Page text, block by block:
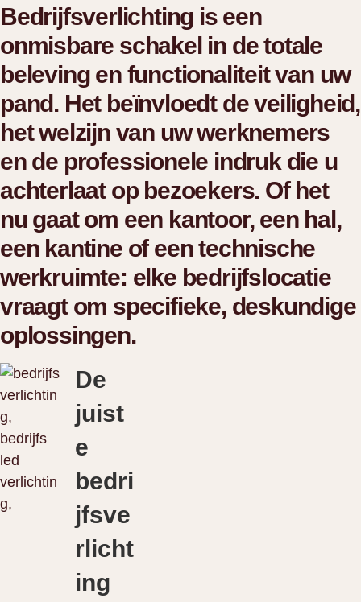
Bedrijfsverlichting is een
onmisbare schakel in de totale
beleving en functionaliteit van uw
pand. Het beïnvloedt de veiligheid,
het welzijn van uw werknemers
en de professionele indruk die u
achterlaat op bezoekers. Of het
nu gaat om een kantoor, een hal,
een kantine of een technische
werkruimte: elke bedrijfslocatie
vraagt om specifieke, deskundige
oplossingen.
De
juist
e
bedri
jfsve
rlicht
ing